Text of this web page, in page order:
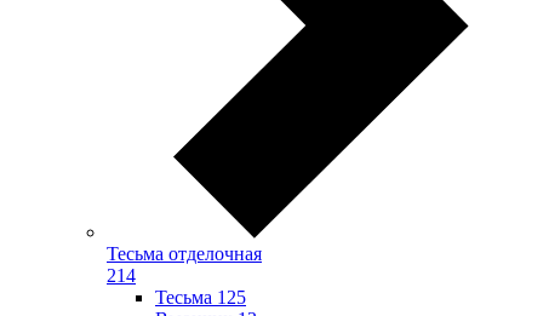
Тесьма отделочная
214
Тесьма 125